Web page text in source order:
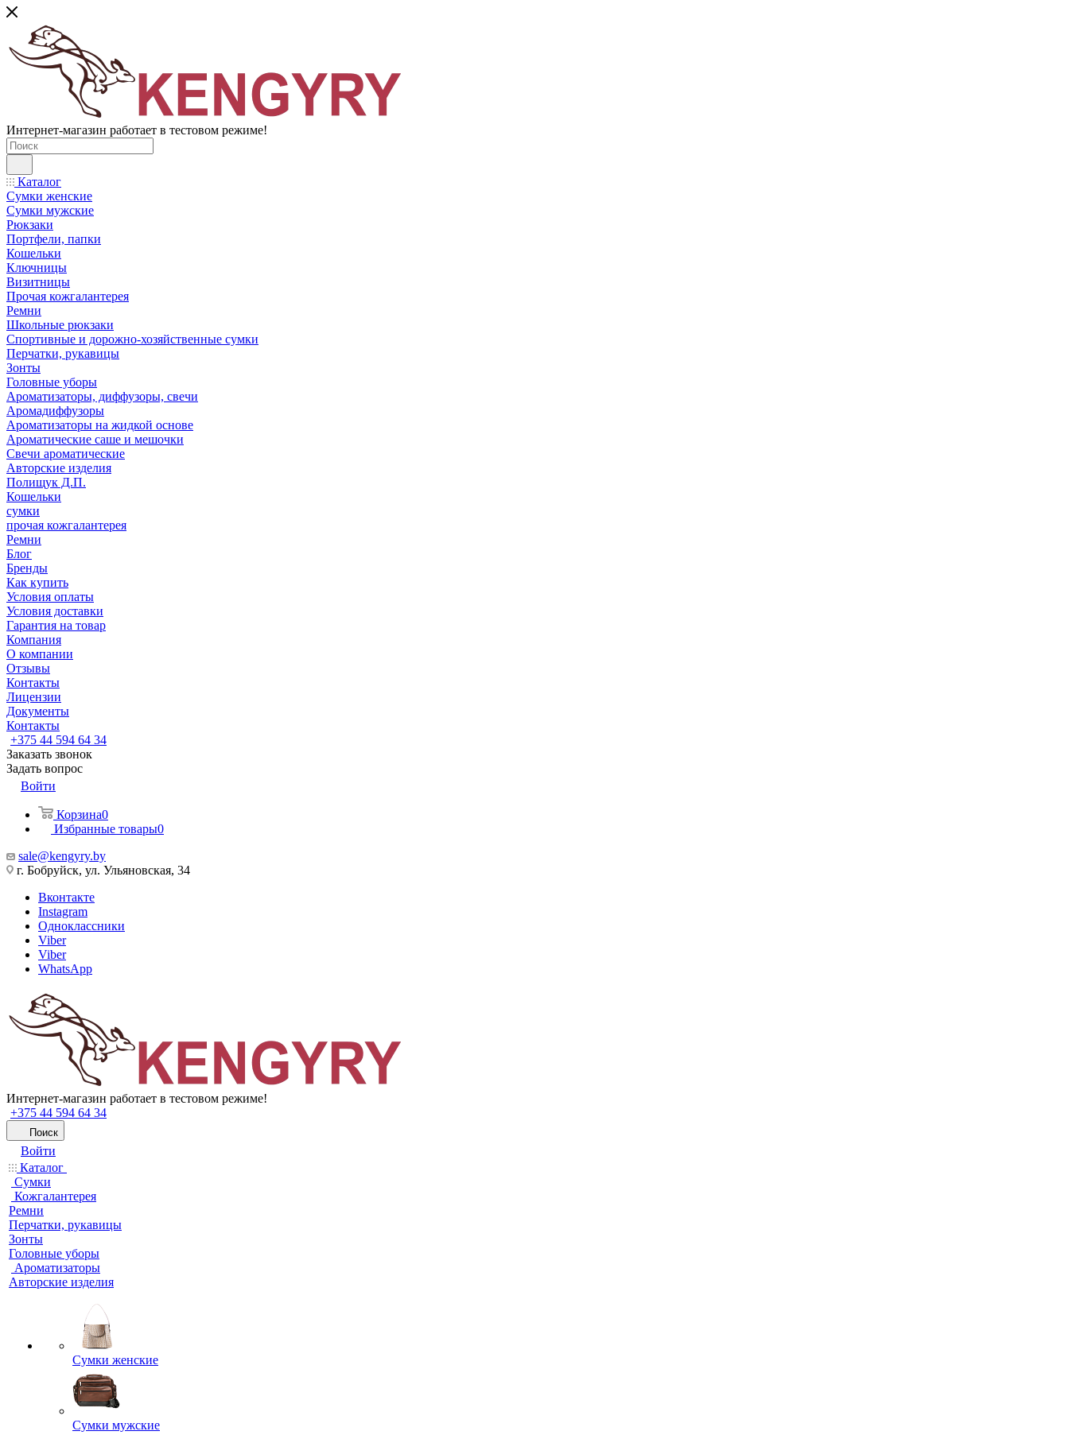
Интернет-магазин работает в тестовом режиме!
Каталог
Сумки женские
Сумки мужские
Рюкзаки
Портфели, папки
Кошельки
Ключницы
Визитницы
Прочая кожгалантерея
Ремни
Школьные рюкзаки
Спортивные и дорожно-хозяйственные сумки
Перчатки, рукавицы
Зонты
Головные уборы
Ароматизаторы, диффузоры, свечи
Аромадиффузоры
Ароматизаторы на жидкой основе
Ароматические саше и мешочки
Свечи ароматические
Авторские изделия
Полищук Д.П.
Кошельки
сумки
прочая кожгалантерея
Ремни
Блог
Бренды
Как купить
Условия оплаты
Условия доставки
Гарантия на товар
Компания
О компании
Отзывы
Контакты
Лицензии
Документы
Контакты
+375 44 594 64 34
Заказать звонок
Задать вопрос
Войти
Корзина0
Избранные товары0
sale@kengyry.by
г. Бобруйск, ул. Ульяновская, 34
Вконтакте
Instagram
Одноклассники
Viber
Viber
WhatsApp
Интернет-магазин работает в тестовом режиме!
+375 44 594 64 34
Поиск
Войти
Каталог
Сумки
Кожгалантерея
Ремни
Перчатки, рукавицы
Зонты
Головные уборы
Ароматизаторы
Авторские изделия
Сумки женские
Сумки мужские